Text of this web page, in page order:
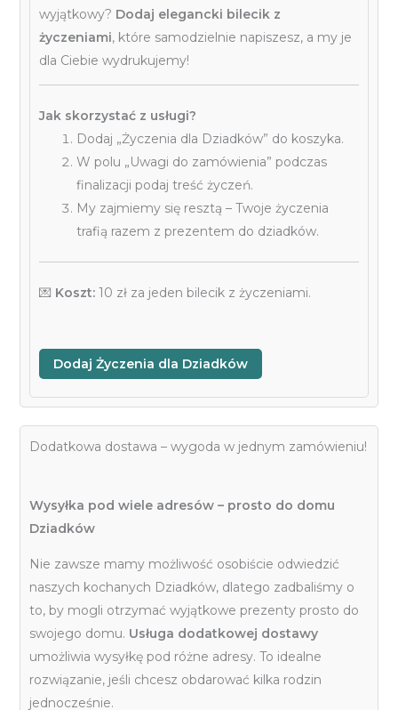
wyjątkowy? Dodaj elegancki bilecik z
życzeniami, które samodzielnie napiszesz, a my je
dla Ciebie wydrukujemy!
Jak skorzystać z usługi?
Dodaj „Życzenia dla Dziadków” do koszyka.
W polu „Uwagi do zamówienia” podczas
finalizacji podaj treść życzeń.
My zajmiemy się resztą – Twoje życzenia
trafią razem z prezentem do dziadków.
💌 Koszt:10 zł za jeden bilecik z życzeniami.
Dodaj Życzenia dla Dziadków
Dodatkowa dostawa – wygoda w jednym zamówieniu!
Wysyłka pod wiele adresów – prosto do domu
Dziadków
Nie zawsze mamy możliwość osobiście odwiedzić
naszych kochanych Dziadków, dlatego zadbaliśmy o
to, by mogli otrzymać wyjątkowe prezenty prosto do
swojego domu. Usługa dodatkowej dostawy
umożliwia wysyłkę pod różne adresy. To idealne
rozwiązanie, jeśli chcesz obdarować kilka rodzin
jednocześnie.